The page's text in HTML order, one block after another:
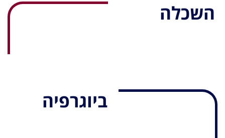
השכלה
ביוגרפיה